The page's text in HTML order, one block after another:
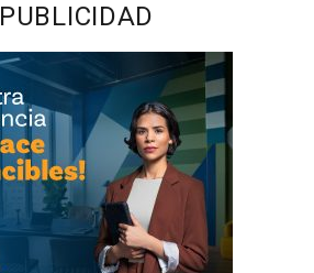
PUBLICIDAD